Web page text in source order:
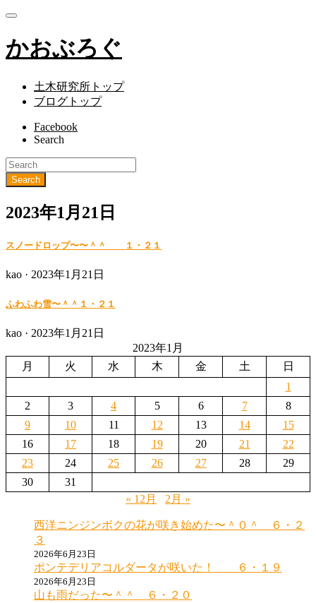
かおぶろぐ
土木研究所トップ
ブログトップ
Facebook
Search
2023年1月21日
スノードロップ〜〜＾＾ １・２１
kao · Posted
2023年1月21日
ふわふわ雪〜＾＾１・２１
kao · Posted
2023年1月21日
2023年1月
月
火 水 木 金 土
日
1
2
3 4 5 6 7
8
9
10 11 12 13 14
15
16
17 18 19 20 21
22
23
24 25 26 27 28
29
30
31
« 12月
2月 »
西洋ニンジンボクの花が咲き始めた〜＾０＾ ６・２
３
2026年6月23日
ポンテデリアコルダータが咲いた！ ６・１９
2026年6月23日
山も雨だった〜＾＾ ６・２０